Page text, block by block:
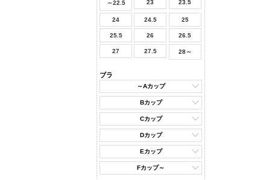
～22.5 23 23.5
24 24.5 25
25.5 26 26.5
27 27.5 28～
ブラ
～Aカップ
Bカップ
Cカップ
Dカップ
Eカップ
Fカップ～